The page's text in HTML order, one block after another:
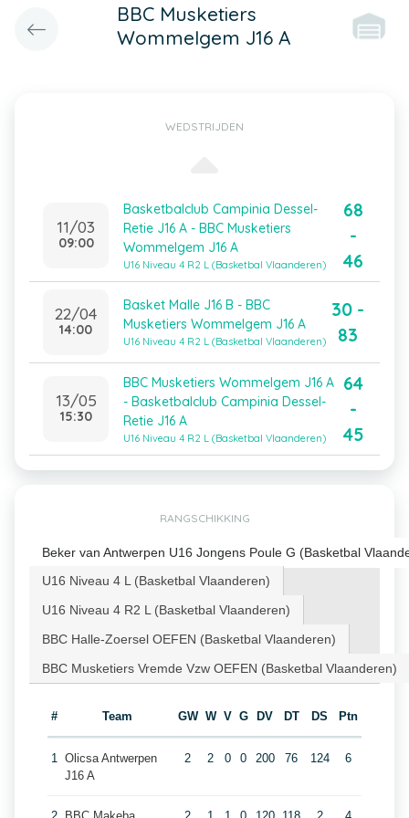
BBC Musketiers
Wommelgem J16 A
WEDSTRIJDEN
11/03
09:00
Basketbalclub Campinia Dessel-
Retie J16 A - BBC Musketiers
Wommelgem J16 A
U16 Niveau 4 R2 L (Basketbal Vlaanderen)
68
-
46
22/04
14:00
Basket Malle J16 B - BBC
Musketiers Wommelgem J16 A
U16 Niveau 4 R2 L (Basketbal Vlaanderen)
30 -
83
13/05
15:30
BBC Musketiers Wommelgem J16 A
- Basketbalclub Campinia Dessel-
Retie J16 A
U16 Niveau 4 R2 L (Basketbal Vlaanderen)
64
-
45
RANGSCHIKKING
Beker van Antwerpen U16 Jongens Poule G (Basketbal
U16 Niveau 4 L (Basketbal Vlaanderen)
U16 Niveau 4 R2 L (Basketbal Vlaanderen)
BBC Halle-Zoersel OEFEN (Basketbal Vlaanderen)
BBC Musketiers Vremde Vzw OEFEN (Basketbal Vlaanderen)
# Team GW W V G DV DT DS Ptn
1 Olicsa Antwerpen
J16 A
2 2 0 0 200 76 124 6